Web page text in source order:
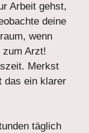
Arbeit gehst,
deine
wenn
Arzt!
Merkst
das ein klarer
täglich